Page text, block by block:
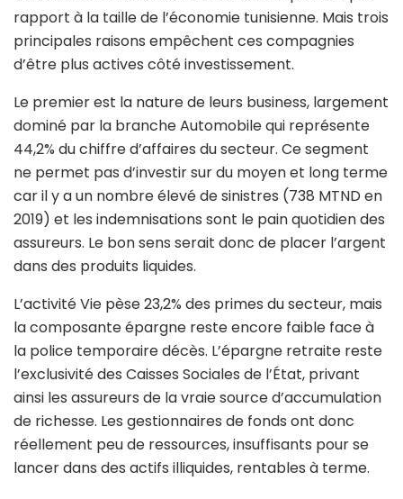
rapport à la taille de l’économie tunisienne. Mais trois
principales raisons empêchent ces compagnies
d’être plus actives côté investissement.
Le premier est la nature de leurs business, largement
dominé par la branche Automobile qui représente
44,2% du chiffre d’affaires du secteur. Ce segment
ne permet pas d’investir sur du moyen et long terme
car il y a un nombre élevé de sinistres (738 MTND en
2019) et les indemnisations sont le pain quotidien des
assureurs. Le bon sens serait donc de placer l’argent
dans des produits liquides.
L’activité Vie pèse 23,2% des primes du secteur, mais
la composante épargne reste encore faible face à
la police temporaire décès. L’épargne retraite reste
l’exclusivité des Caisses Sociales de l’État, privant
ainsi les assureurs de la vraie source d’accumulation
de richesse. Les gestionnaires de fonds ont donc
réellement peu de ressources, insuffisants pour se
lancer dans des actifs illiquides, rentables à terme.